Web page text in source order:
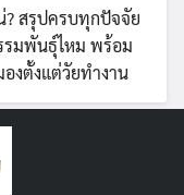
สรุปครบทุกปัจจัย
รรมพันธุ์ไหม พร้อม
งตั้งแต่วัยทำงาน